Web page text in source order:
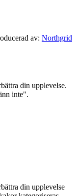
av: Northgrid
din upplevelse.
inte".
din upplevelse